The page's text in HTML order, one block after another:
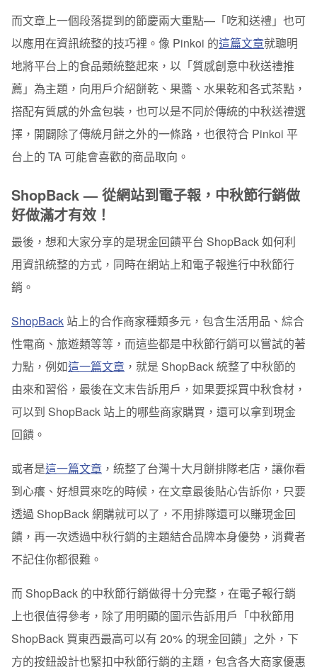
而文章上一個段落提到的節慶兩大重點— 「吃和送禮」也可
以應用在資訊統整的技巧裡 。像 Pinkoi 的這篇文章就聰明
地將平台上的食品類統整起來，以「質感創意中秋送禮推
薦」為主題，向用戶介紹餅乾、果醬、水果乾和各式茶點，
搭配有質感的外盒包裝，也可以是不同於傳統的中秋送禮選
擇，開闢除了傳統月餅之外的一條路，也很符合 Pinkoi 平
台上的 TA 可能會喜歡的商品取向。
ShopBack — 從網站到電子報，中秋節行銷做
好做滿才有效！
最後，想和大家分享的是現金回饋平台 ShopBack 如何利
用資訊統整的方式，同時在網站上和電子報進行中秋節行
銷。
ShopBack 站上的合作商家種類多元，包含生活用品、綜合
性電商、旅遊類等等，而這些都是中秋節行銷可以嘗試的著
力點，例如這一篇文章 ，就是 ShopBack 統整了中秋節的
由來和習俗，最後在文末告訴用戶，如果要採買中秋食材，
可以到 ShopBack 站上的哪些商家購買，還可以拿到現金
回饋。
或者是這一篇文章 ，統整了台灣十大月餅排隊老店，讓你看
到心癢、好想買來吃的時候，在文章最後貼心告訴你，只要
透過 ShopBack 網購就可以了，不用排隊還可以賺現金回
饋，再一次透過中秋行銷的主題結合品牌本身優勢，消費者
不記住你都很難。
而 ShopBack 的中秋節行銷做得十分完整，在電子報行銷
上也很值得參考，除了用明顯的圖示告訴用戶「中秋節用
ShopBack 買東西最高可以有 20% 的現金回饋」之外，下
方的按鈕設計也緊扣中秋節行銷的主題，包含各大商家優惠